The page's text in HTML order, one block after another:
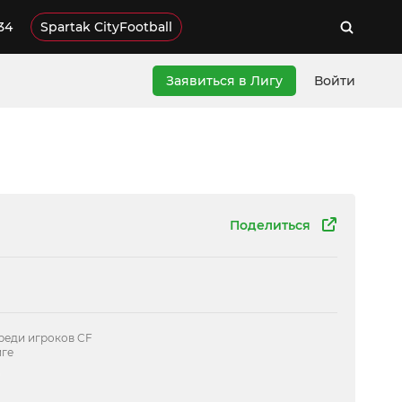
Spartak CityFootball
Заявиться в Лигу Войти
Поделиться
игроков CF